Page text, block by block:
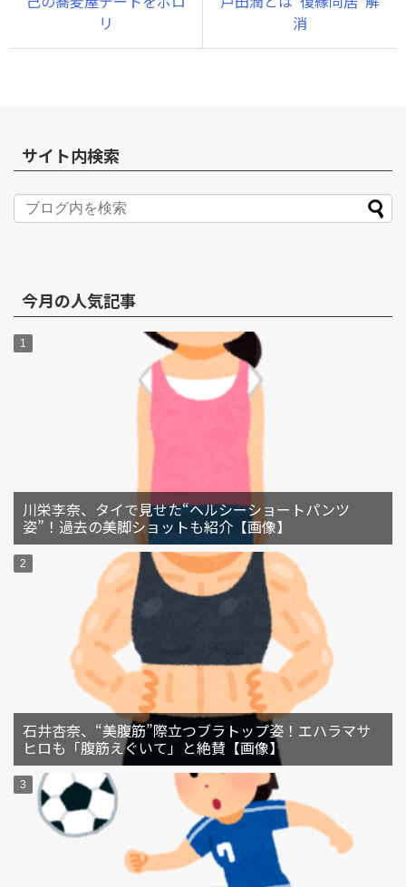
リ
消
サイト内検索
今月の人気記事
川栄李奈、タイで見せた“ヘルシーショートパンツ
姿”！過去の美脚ショットも紹介【画像】
石井杏奈、“美腹筋”際立つブラトップ姿！エハラマサ
ヒロも「腹筋えぐいて」と絶賛【画像】